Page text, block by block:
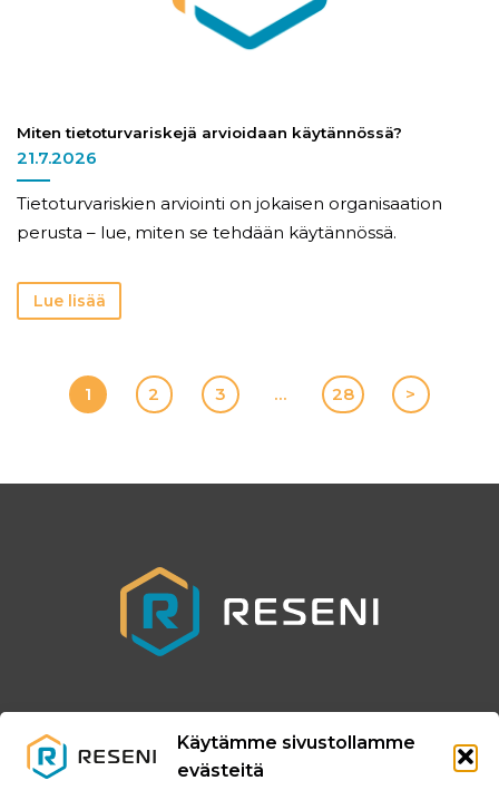
Käytämme sivustollamme
evästeitä
Miten tietoturvariskejä arvioidaan käytännössä?
21.7.2026
Tietoturvariskien arviointi on jokaisen organisaation
perusta – lue, miten se tehdään käytännössä.
Lue lisää
1 2 3 … 28 >
020 729 0600
Toimisto@reseni.fi